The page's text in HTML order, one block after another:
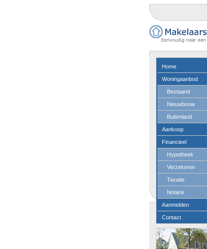
Home
Woningaanbod
Bestaand
Nieuwbouw
Buitenland
Aankoop
Financieel
Hypotheek
Verzekeren
Taxatie
Notaris
Aanmelden
Contact